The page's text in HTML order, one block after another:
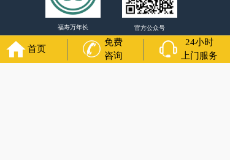
福寿万年长 官方公众号
400-000-1116
首页
免费
咨询
24小时
上门服务